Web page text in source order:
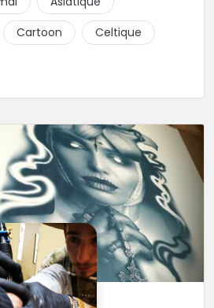
réaliste, Niko, Anthony,
Guest seront adapter vos
et créatifs.
Cartoon
Celtique